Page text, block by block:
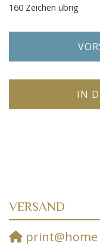
160 Zeichen übrig
IN
VERSAND
print@home